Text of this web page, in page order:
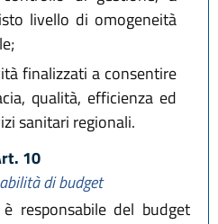
livello di omogeneità
finalizzati a consentire
qualità, efficienza ed
sanitari regionali.
10
di budget
responsabile del budget